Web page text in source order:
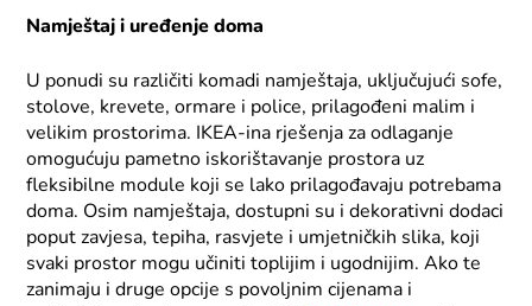
Namještaj i uređenje doma
U ponudi su različiti komadi namještaja, uključujući sofe,
stolove, krevete, ormare i police, prilagođeni malim i
velikim prostorima. IKEA-ina rješenja za odlaganje
omogućuju pametno iskorištavanje prostora uz
fleksibilne module koji se lako prilagođavaju potrebama
doma. Osim namještaja, dostupni su i dekorativni dodaci
poput zavjesa, tepiha, rasvjete i umjetničkih slika, koji
svaki prostor mogu učiniti toplijim i ugodnijim. Ako te
zanimaju i druge opcije s povoljnim cijenama i